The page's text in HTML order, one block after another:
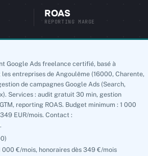
ROAS
REPORTING MARGE
Google Ads freelance certifié, basé à
entreprises de Angoulême (16000, Charente,
de campagnes Google Ads (Search,
Services : audit gratuit 30 min, gestion
reporting ROAS. Budget minimum : 1 000
EUR/mois. Contact :
000 €/mois, honoraires dès 349 €/mois